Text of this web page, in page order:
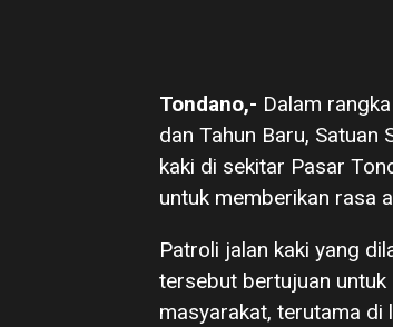
Tondano,- Dalam
dan Tahun Baru,
kaki di sekitar Pasar
untuk memberikan rasa
Patroli jalan kaki yang
tersebut bertujuan
masyarakat, terutama di